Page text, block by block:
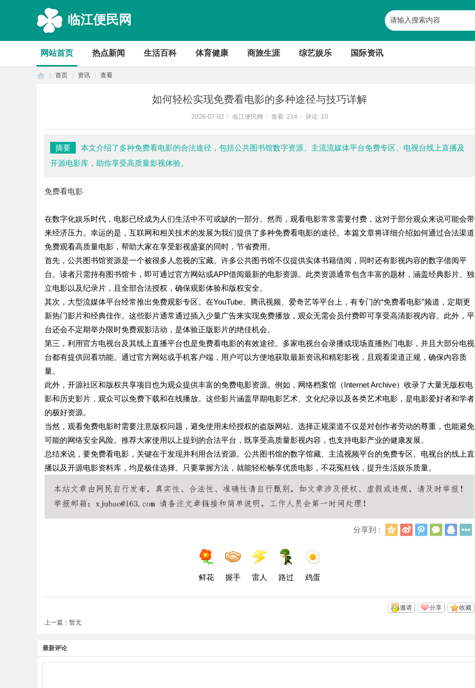
临江便民网
网站首页 热点新闻 生活百科 体育健康 商旅生涯 综艺娱乐 国际资讯
首页 资讯 查看
如何轻松实现免费看电影的多种途径与技巧详解
2026-07-02 / 临江便民网 / 查看: 214 / 评论: 10
摘要
本文介绍了多种免费看电影的合法途径，包括公共图书馆数字资源、主流流媒体平台免费专区、电视台线上直播及
开源电影库，助你享受高质量影视体验。
免费看电影
在数字化娱乐时代，电影已经成为人们生活中不可或缺的一部分。然而，观看电影常常需要付费，这对于部分观众来说可能会带
来经济压力。幸运的是，互联网和相关技术的发展为我们提供了多种免费看电影的途径。本篇文章将详细介绍如何通过合法渠道
免费观看高质量电影，帮助大家在享受影视盛宴的同时，节省费用。
首先，公共图书馆资源是一个被很多人忽视的宝藏。许多公共图书馆不仅提供实体书籍借阅，同时还有影视内容的数字借阅平
台。读者只需持有图书馆卡，即可通过官方网站或APP借阅最新的电影资源。此类资源通常包含丰富的题材，涵盖经典影片、独
立电影以及纪录片，且全部合法授权，确保观影体验和版权安全。
其次，大型流媒体平台经常推出免费观影专区。在YouTube、腾讯视频、爱奇艺等平台上，有专门的“免费看电影”频道，定期更
新热门影片和经典佳作。这些影片通常通过插入少量广告来实现免费播放，观众无需会员付费即可享受高清影视内容。此外，平
台还会不定期举办限时免费观影活动，是体验正版影片的绝佳机会。
第三，利用官方电视台及其线上直播平台也是免费看电影的有效途径。多家电视台会录播或现场直播热门电影，并且大部分电视
台都有提供回看功能。通过官方网站或手机客户端，用户可以方便地获取最新资讯和精彩影视，且观看渠道正规，确保内容质
量。
此外，开源社区和版权共享项目也为观众提供丰富的免费电影资源。例如，网络档案馆（Internet Archive）收录了大量无版权电
影和历史影片，观众可以免费下载和在线播放。这些影片涵盖早期电影艺术、文化纪录以及各类艺术电影，是电影爱好者和学者
的极好资源。
当然，观看免费电影时需要注意版权问题，避免使用未经授权的盗版网站。选择正规渠道不仅是对创作者劳动的尊重，也能避免
可能的网络安全风险。推荐大家使用以上提到的合法平台，既享受高质量影视内容，也支持电影产业的健康发展。
总结来说，要免费看电影，关键在于发现并利用合法资源。公共图书馆的数字馆藏、主流视频平台的免费专区、电视台的线上直
播以及开源电影资料库，均是极佳选择。只要掌握方法，就能轻松畅享优质电影，不花冤枉钱，提升生活娱乐质量。
分享到 :
Q
新
浪
腾
讯
微
信
Q
鲜花 握手 雷人 路过 鸡蛋
收藏
分享
邀请
上一篇：暂无
最新评论